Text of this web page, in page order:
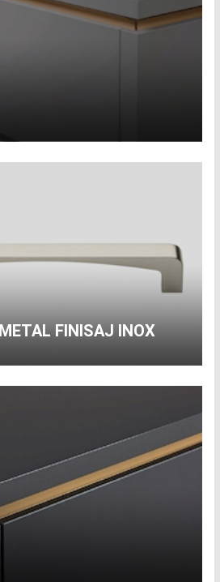
FINISAJ INOX